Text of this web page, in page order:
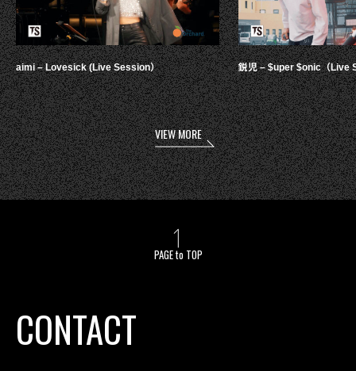
aimi – Lovesick (Live Session） 鋭児 – $uper $onic（Live
VIEW MORE
PAGE to TOP
CONTACT